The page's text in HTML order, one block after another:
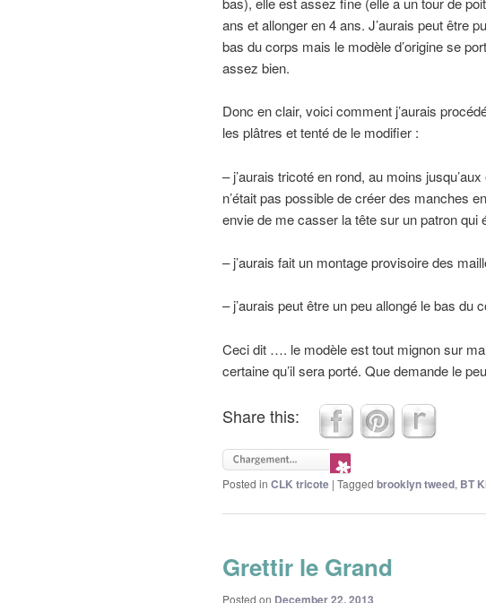
ans et allonger en 4 ans. J’aurais peut être
bas du corps mais le modèle d’origine se
assez bien.
Donc en clair, voici comment j’aurais
les plâtres et tenté de le modifier :
– j’aurais tricoté en rond, au moins
n’était pas possible de créer des manches
envie de me casser la tête sur un patron qui
– j’aurais fait un montage provisoire des
– j’aurais peut être un peu allongé le bas du
Ceci dit …. le modèle est tout mignon sur
certaine qu’il sera porté. Que demande le
Share this:
Posted in CLK tricote | Tagged brooklyn tweed, BT
Grettir le Grand
Posted on December 22, 2013